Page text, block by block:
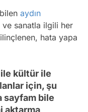
aydın
ve sanatla ilgili her
hata yapa
kültür ile
için, şu
sayfam bile